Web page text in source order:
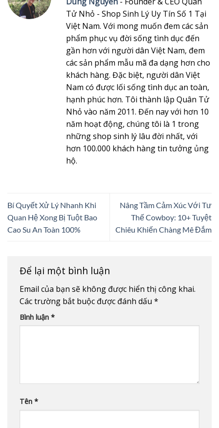
Tử Nhỏ - Shop Sinh Lý Uy Tín Số 1 Tại
Việt Nam. Với mong muốn đem các sản
phẩm phục vụ đời sống tình dục đến
gần hơn với người dân Việt Nam, đem
các sản phẩm mẫu mã đa dạng hơn cho
khách hàng. Đặc biệt, người dân Việt
Nam có được lối sống tình dục an toàn,
hạnh phúc hơn. Tôi thành lập Quân Tử
Nhỏ vào năm 2011. Đến nay với hơn 10
năm hoạt động, chúng tôi là 1 trong
những shop sinh lý lâu đời nhất, với
hơn 100.000 khách hàng tin tưởng ủng
hộ.
Bí Quyết Xử Lý Nhanh Khi
Quan Hệ Xong Bị Tuột Bao
Cao Su An Toàn 100%
Nâng Tầm Cảm Xúc Với Tư
Thế Cowboy: 10+ Tuyệt
Chiêu Khiến Chàng Mê Đắm
Để lại một bình luận
Email của bạn sẽ không được hiển thị công khai.
Các trường bắt buộc được đánh dấu *
Bình luận *
Tên *